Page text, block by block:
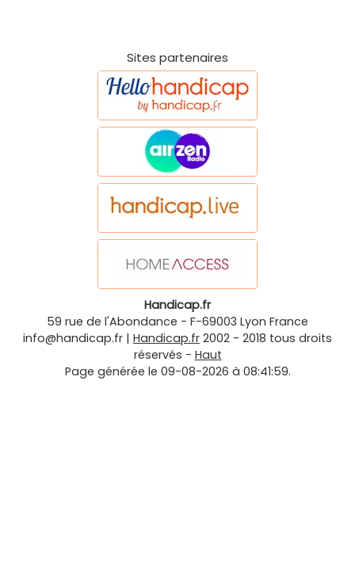
Sites partenaires
Handicap.fr
59 rue de l'Abondance - F-69003 Lyon France
info@handicap.fr | Handicap.fr 2002 - 2018 tous droits
réservés - Haut
Page générée le 09-08-2026 à 08:41:59.